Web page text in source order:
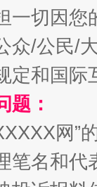
一切因
众/公民/
定和国
题：
网”
笔名和